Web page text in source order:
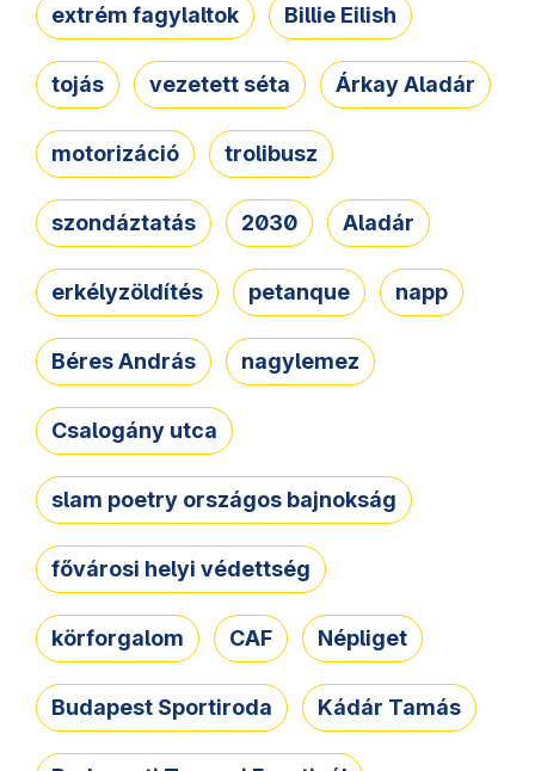
extrém fagylaltok Billie Eilish
tojás vezetett séta Árkay Aladár
motorizáció trolibusz
szondáztatás 2030 Aladár
erkélyzöldítés petanque napp
Béres András nagylemez
Csalogány utca
slam poetry országos bajnokság
fővárosi helyi védettség
körforgalom CAF Népliget
Budapest Sportiroda Kádár Tamás